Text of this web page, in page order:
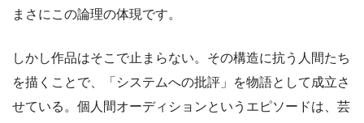
まさにこの論理の体現です。
しかし作品はそこで止まらない。その構造に抗う人間たち
を描くことで、「システムへの批評」を物語として成立さ
せている。個人間オーディションというエピソードは、芸